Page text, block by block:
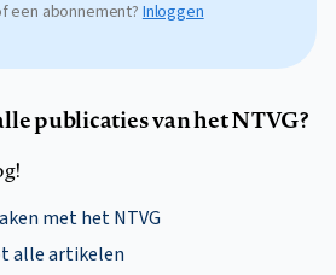
een abonnement? Inloggen
publicaties van het NTVG?
met het NTVG
alle artikelen